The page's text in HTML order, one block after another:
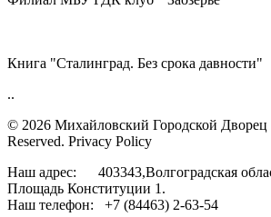
Книга "Сталинград. Без срока давности"
..
© 2026 Михайловский Городской Дворец
Reserved. Privacy Policy
Наш адрес: 403343,Волгоградская
Площадь Конституции 1.
Наш телефон: +7 (84463) 2-63-54